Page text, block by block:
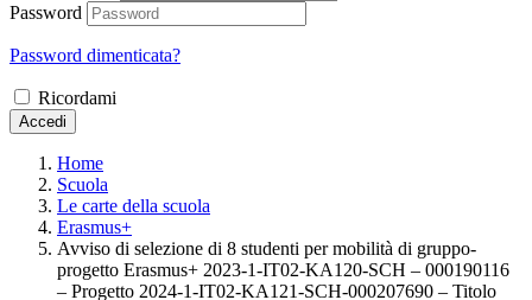
Password
Password dimenticata?
Ricordami
Accedi
Home
Scuola
Le carte della scuola
Erasmus+
Avviso di selezione di 8 studenti per mobilità di gruppo-
progetto Erasmus+ 2023-1-IT02-KA120-SCH – 000190116
– Progetto 2024-1-IT02-KA121-SCH-000207690 – Titolo